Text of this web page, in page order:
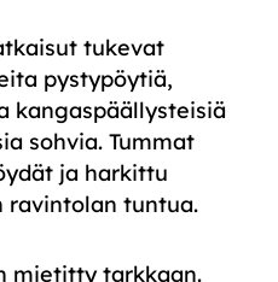
tukevat
pystypöytiä,
kangaspäällysteisiä
sohvia. Tummat
ja harkittu
ravintolan tuntua.
mietitty tarkkaan.